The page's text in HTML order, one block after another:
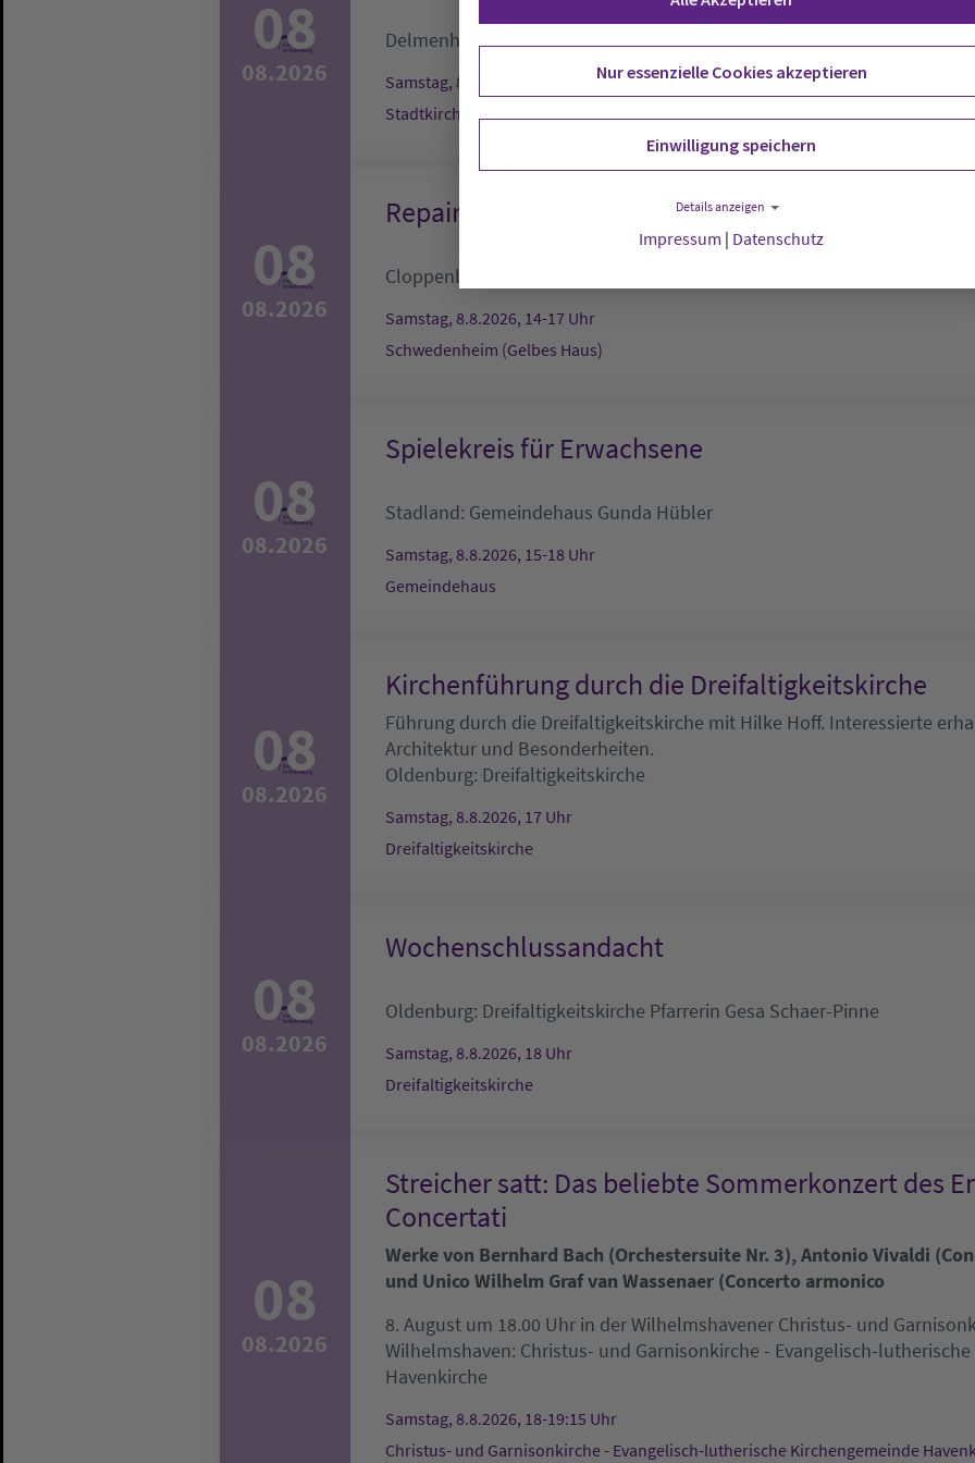
08
08.2026
Delmenhorst:
Samstag, 8.8.2026, 12-13 Uhr
Stadtkirche
08
08.2026
Repair-Café
Cloppenburg:
Samstag, 8.8.2026, 14-17 Uhr
Schwedenheim (Gelbes Haus)
08
08.2026
Spielekreis für Erwachsene
Stadland: Gemeindehaus Gunda Hübler
Samstag, 8.8.2026, 15-18 Uhr
Gemeindehaus
08
08.2026
Kirchenführung durch die Dreifaltigkeitskirche
Führung durch die Dreifaltigkeitskirche mit Hilke Hoff. Interessierte
Architektur und Besonderheiten.
Oldenburg: Dreifaltigkeitskirche
Samstag, 8.8.2026, 17 Uhr
Dreifaltigkeitskirche
08
08.2026
Wochenschlussandacht
Oldenburg: Dreifaltigkeitskirche Pfarrerin Gesa Schaer-Pinne
Samstag, 8.8.2026, 18 Uhr
Dreifaltigkeitskirche
08
08.2026
Streicher satt: Das beliebte Sommerkonzert des
Concertati
Werke von Bernhard Bach (Orchestersuite Nr. 3), Antonio Vivaldi
und Unico Wilhelm Graf van Wassenaer (Concerto armonico
8. August um 18.00 Uhr in der Wilhelmshavener Christus- und
Wilhelmshaven: Christus- und Garnisonkirche - Evangelisch-
Havenkirche
Samstag, 8.8.2026, 18-19:15 Uhr
Christus- und Garnisonkirche - Evangelisch-lutherische Kirchengemeinde
Nur essenzielle Cookies akzeptieren
Einwilligung speichern
Details anzeigen
Impressum | Datenschutz